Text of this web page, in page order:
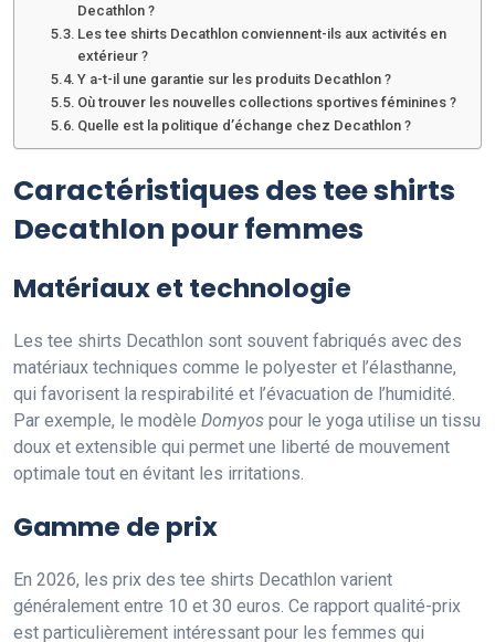
Decathlon ?
Les tee shirts Decathlon conviennent-ils aux activités en
extérieur ?
Y a-t-il une garantie sur les produits Decathlon ?
Où trouver les nouvelles collections sportives féminines ?
Quelle est la politique d’échange chez Decathlon ?
Caractéristiques des tee shirts
Decathlon pour femmes
Matériaux et technologie
Les tee shirts Decathlon sont souvent fabriqués avec des
matériaux techniques comme le polyester et l’élasthanne,
qui favorisent la respirabilité et l’évacuation de l’humidité.
Par exemple, le modèle Domyos pour le yoga utilise un tissu
doux et extensible qui permet une liberté de mouvement
optimale tout en évitant les irritations.
Gamme de prix
En 2026, les prix des tee shirts Decathlon varient
généralement entre 10 et 30 euros. Ce rapport qualité-prix
est particulièrement intéressant pour les femmes qui